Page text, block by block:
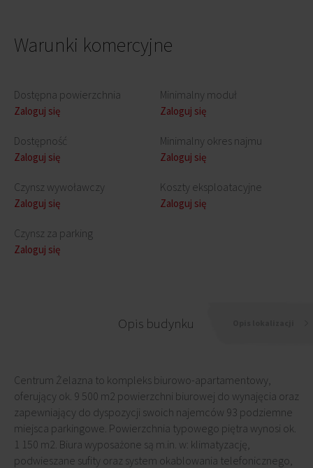
Warunki komercyjne
Dostępna powierzchnia
Zaloguj się
Dostępność
Zaloguj się
Czynsz wywoławczy
Zaloguj się
Czynsz za parking
Zaloguj się
Minimalny moduł
Zaloguj się
Minimalny okres najmu
Zaloguj się
Koszty eksploatacyjne
Zaloguj się
Opis budynku
Centrum Żelazna to kompleks biurowo-apartamentowy,
oferujący ok. 9 500 m2 powierzchni biurowej do wynajęcia oraz
zapewniający do dyspozycji swoich najemców 93 podziemne
miejsca parkingowe. Powierzchnia typowego piętra wynosi ok.
1 150 m2. Biura wyposażone są m.in. w: klimatyzację,
podwieszane sufity oraz system okablowania telefonicznego,